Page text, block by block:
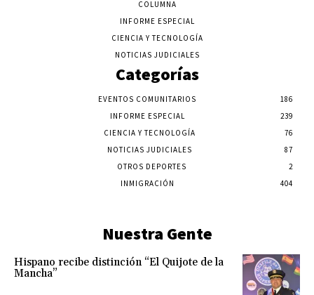
COLUMNA
INFORME ESPECIAL
CIENCIA Y TECNOLOGÍA
NOTICIAS JUDICIALES
Categorías
EVENTOS COMUNITARIOS
186
INFORME ESPECIAL
239
CIENCIA Y TECNOLOGÍA
76
NOTICIAS JUDICIALES
87
OTROS DEPORTES
2
INMIGRACIÓN
404
Nuestra Gente
Hispano recibe distinción “El Quijote de la
Mancha”